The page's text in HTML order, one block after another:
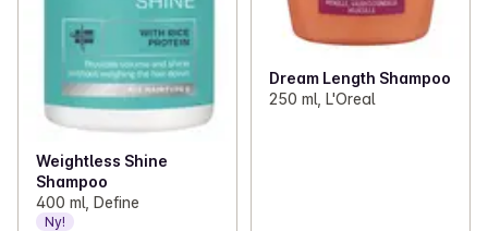
Weightless Shine
Shampoo
400 ml, Define
Ny!
Dream Length Shampoo
250 ml, L'Oreal